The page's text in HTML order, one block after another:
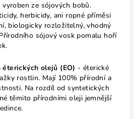
vyroben ze sójových bobů.
herbicidy, ani ropné příměsi
biologicky rozložitelný, vhodný
sójový vosk pomalu hoří
olejů (EO) - éterické
rostlin. Mají 100% přírodní a
Na rozdíl od syntetických
těmito přírodními oleji jemnější